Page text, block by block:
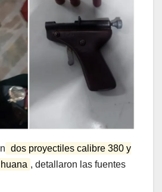
dos proyectiles calibre 380 y
, detallaron las fuentes